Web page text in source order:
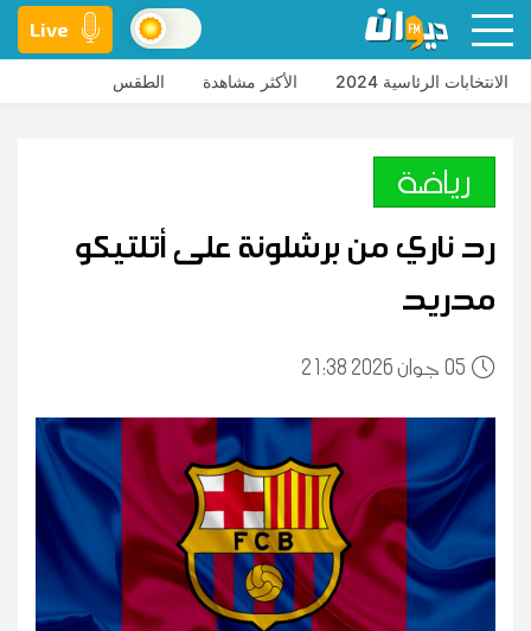
Live
الانتخابات الرئاسية 2024 الأكثر مشاهدة الطقس
رياضة
رد ناري من برشلونة على أتلتيكو
مدريد
0521:38 2026 جوان